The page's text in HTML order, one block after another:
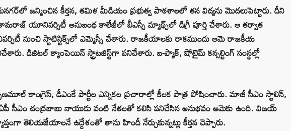
జన్మించిన కీర్తన, తమిళ మీడియం ప్రభుత్వ పాఠశాలలో తన విద్యను మొదలుపెట్టారు. దీని
యూనివర్సిటీ అనుబంధ కాలేజీలో బీఎస్సీ మ్యాథ్స్‌లో డిగ్రీ పూర్తి చేశారు. ఆ తర్వాత
నుంచి స్టాటిస్టిక్స్‌లో ఎమ్మెస్సీ చేశారు. రాజకీయాలకు రాకముందు ఆమె రాజకీయ
డిజిటల్ క్యాంపెయిన్ స్ట్రాటజిస్ట్‌గా పనిచేశారు. ఐ-ప్యాక్, షోటైమ్ కన్సల్టింగ్ సంస్థల్లో
కాంగ్రెస్, డీఎంకే పార్టీల ఎన్నికల ప్రచారాల్లో కీలక పాత్ర పోషించారు. మాజీ సీఎం స్టాలిన్,
సీఎం చంద్రబాబు నాయుడు వంటి నేతలతో కలిసి పనిచేసిన అనుభవం ఆమెకు ఉంది. విజయ్
తెలియజేయాలనే ఉద్దేశంతో తాను హిందీ నేర్చుకున్నట్లు కీర్తన చెప్పారు.